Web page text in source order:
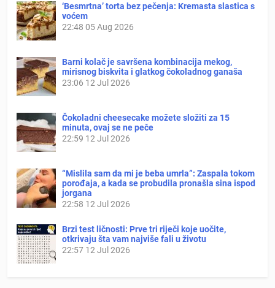
‘Besmrtna’ torta bez pečenja: Kremasta slastica s
voćem
22:48 05 Aug 2026
Barni kolač je savršena kombinacija mekog,
mirisnog biskvita i glatkog čokoladnog ganaša
23:06 12 Jul 2026
Čokoladni cheesecake možete složiti za 15
minuta, ovaj se ne peče
22:59 12 Jul 2026
“Mislila sam da mi je beba umrla”: Zaspala tokom
porođaja, a kada se probudila pronašla sina ispod
jorgana
22:58 12 Jul 2026
Brzi test ličnosti: Prve tri riječi koje uočite,
otkrivaju šta vam najviše fali u životu
22:57 12 Jul 2026